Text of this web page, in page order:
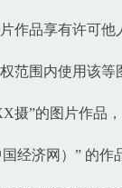
作品享有许可他
范围内使用该等
”的图片作品
经济网）” 的作